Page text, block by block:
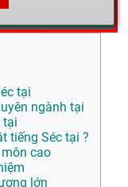
tại
ngành tại
tại
tiếng Séc tại ?
cao
lớn